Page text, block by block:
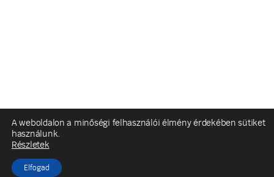
A weboldalon a minőségi felhasználói élmény érdekében sütiket
használunk.
Részletek
Elfogad